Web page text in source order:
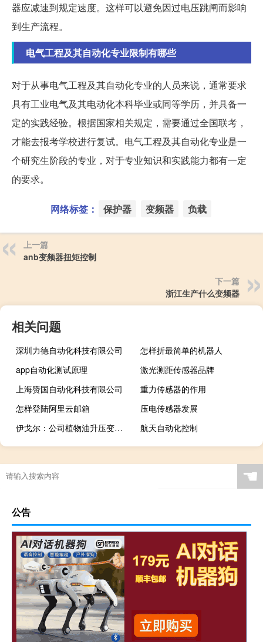
器应减速到规定速度。这样可以避免因过电压跳闸而影响
到生产流程。
电气工程及其自动化专业限制有哪些
对于从事电气工程及其自动化专业的人员来说，通常要求
具有工业电气及其电动化本科毕业或同等学历，并具备一
定的实践经验。根据国家相关规定，需要通过全国联考，
才能去报考学校进行复试。电气工程及其自动化专业是一
个研究生阶段的专业，对于专业知识和实践能力都有一定
的要求。
网络标签： 保护器 变频器 负载
上一篇
anb变频器扭矩控制
下一篇
浙江生产什么变频器
相关问题
深圳力德自动化科技有限公司
怎样折最简单的机器人
app自动化测试原理
激光测距传感器品牌
上海赞国自动化科技有限公司
重力传感器的作用
怎样登陆阿里云邮箱
压电传感器发展
伊戈尔：公司植物油升压变已批量出货目前在手订单情况良好
航天自动化控制
☚
公告